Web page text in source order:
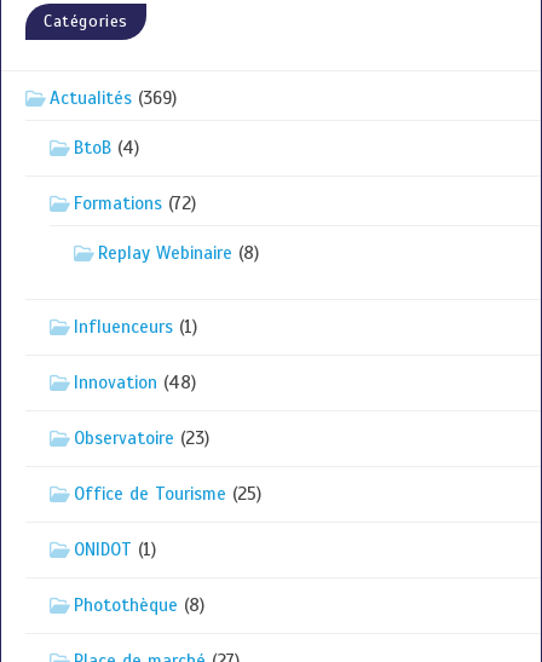
Catégories
Actualités (369)
BtoB (4)
Formations (72)
Replay Webinaire (8)
Influenceurs (1)
Innovation (48)
Observatoire (23)
Office de Tourisme (25)
ONIDOT (1)
Photothèque (8)